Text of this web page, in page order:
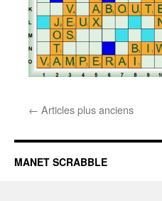
← Articles plus anciens
MANET SCRABBLE